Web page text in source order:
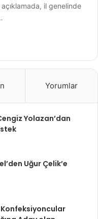
il genelinde
Yorumlar
Yolazan’dan
Uğur Çelik’e